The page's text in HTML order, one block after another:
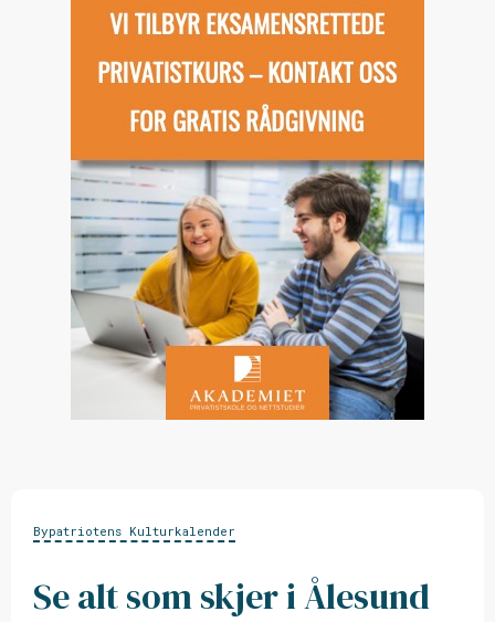
Bypatriotens Kulturkalender
Se alt som skjer i Ålesund